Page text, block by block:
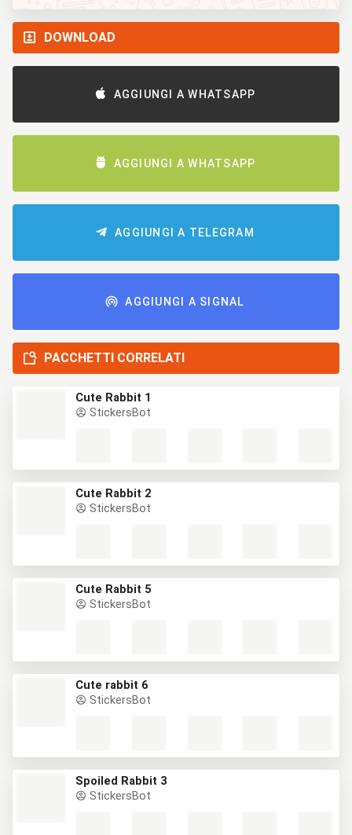
DOWNLOAD
AGGIUNGI A WHATSAPP
AGGIUNGI A WHATSAPP
AGGIUNGI A TELEGRAM
AGGIUNGI A SIGNAL
PACCHETTI CORRELATI
Cute Rabbit 1
StickersBot
Cute Rabbit 2
StickersBot
Cute Rabbit 5
StickersBot
Cute rabbit 6
StickersBot
Spoiled Rabbit 3
StickersBot